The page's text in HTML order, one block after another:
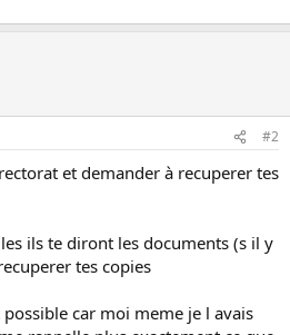
#2
et demander à recuperer tes
ils te diront les documents (s il y
tes copies
car moi meme je l avais